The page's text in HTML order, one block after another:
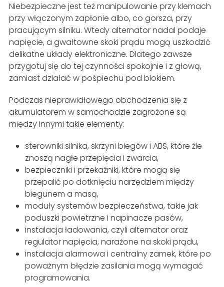
Niebezpieczne jest też manipulowanie przy klemach
przy włączonym zapłonie albo, co gorsza, przy
pracującym silniku. Wtedy alternator nadal podaje
napięcie, a gwałtowne skoki prądu mogą uszkodzić
delikatne układy elektroniczne. Dlatego zawsze
przygotuj się do tej czynności spokojnie i z głową,
zamiast działać w pośpiechu pod blokiem.
Podczas nieprawidłowego obchodzenia się z
akumulatorem w samochodzie zagrożone są
między innymi takie elementy:
sterowniki silnika, skrzyni biegów i ABS, które źle
znoszą nagłe przepięcia i zwarcia,
bezpieczniki i przekaźniki, które mogą się
przepalić po dotknięciu narzędziem między
biegunem a masą,
moduły systemów bezpieczeństwa, takie jak
poduszki powietrzne i napinacze pasów,
instalacja ładowania, czyli alternator oraz
regulator napięcia, narażone na skoki prądu,
instalacja alarmowa i centralny zamek, które po
poważnym błędzie zasilania mogą wymagać
programowania.